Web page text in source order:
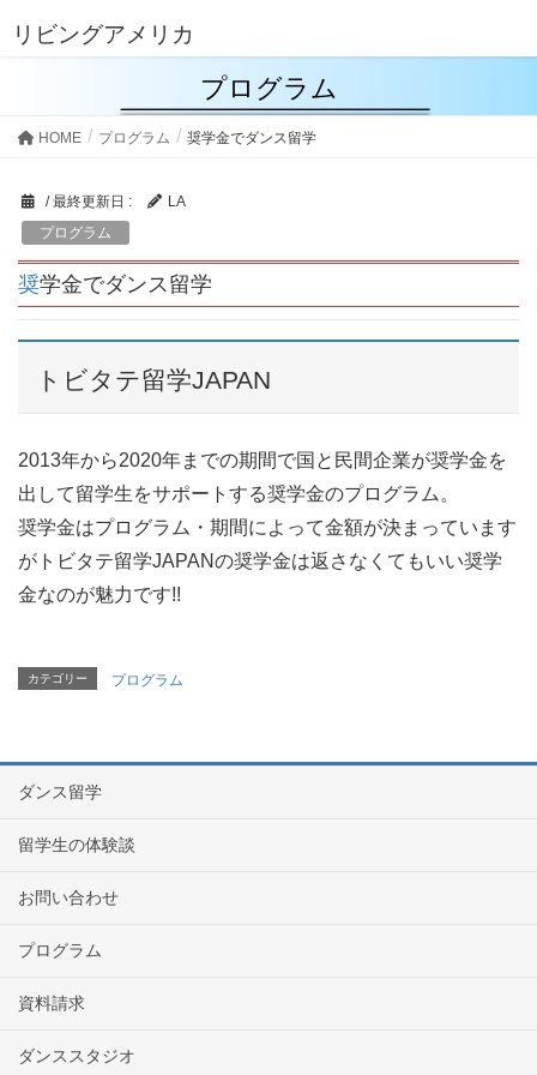
リビングアメリカ
プログラム
HOME プログラム 奨学金でダンス留学
/ 最終更新日 :
LA
プログラム
奨学金でダンス留学
トビタテ留学JAPAN
2013年から2020年までの期間で国と民間企業が奨学金を
出して留学生をサポートする奨学金のプログラム。
奨学金はプログラム・期間によって金額が決まっています
がトビタテ留学JAPANの奨学金は返さなくてもいい奨学
金なのが魅力です!!
カテゴリー プログラム
ダンス留学
留学生の体験談
お問い合わせ
プログラム
資料請求
ダンススタジオ